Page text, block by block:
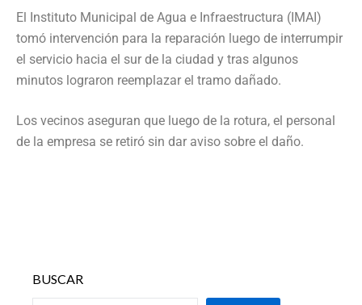
El Instituto Municipal de Agua e Infraestructura (IMAI)
tomó intervención para la reparación luego de interrumpir
el servicio hacia el sur de la ciudad y tras algunos
minutos lograron reemplazar el tramo dañado.
Los vecinos aseguran que luego de la rotura, el personal
de la empresa se retiró sin dar aviso sobre el daño.
BUSCAR